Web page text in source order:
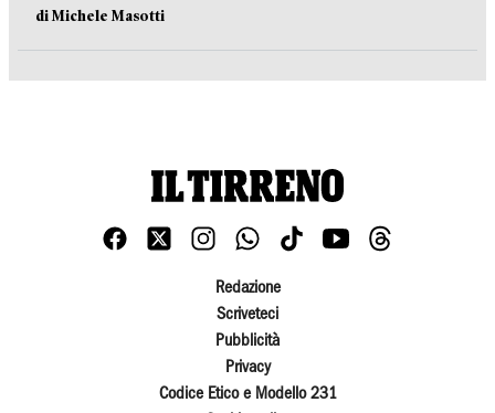
di Michele Masotti
Redazione
Scriveteci
Pubblicità
Privacy
Codice Etico e Modello 231